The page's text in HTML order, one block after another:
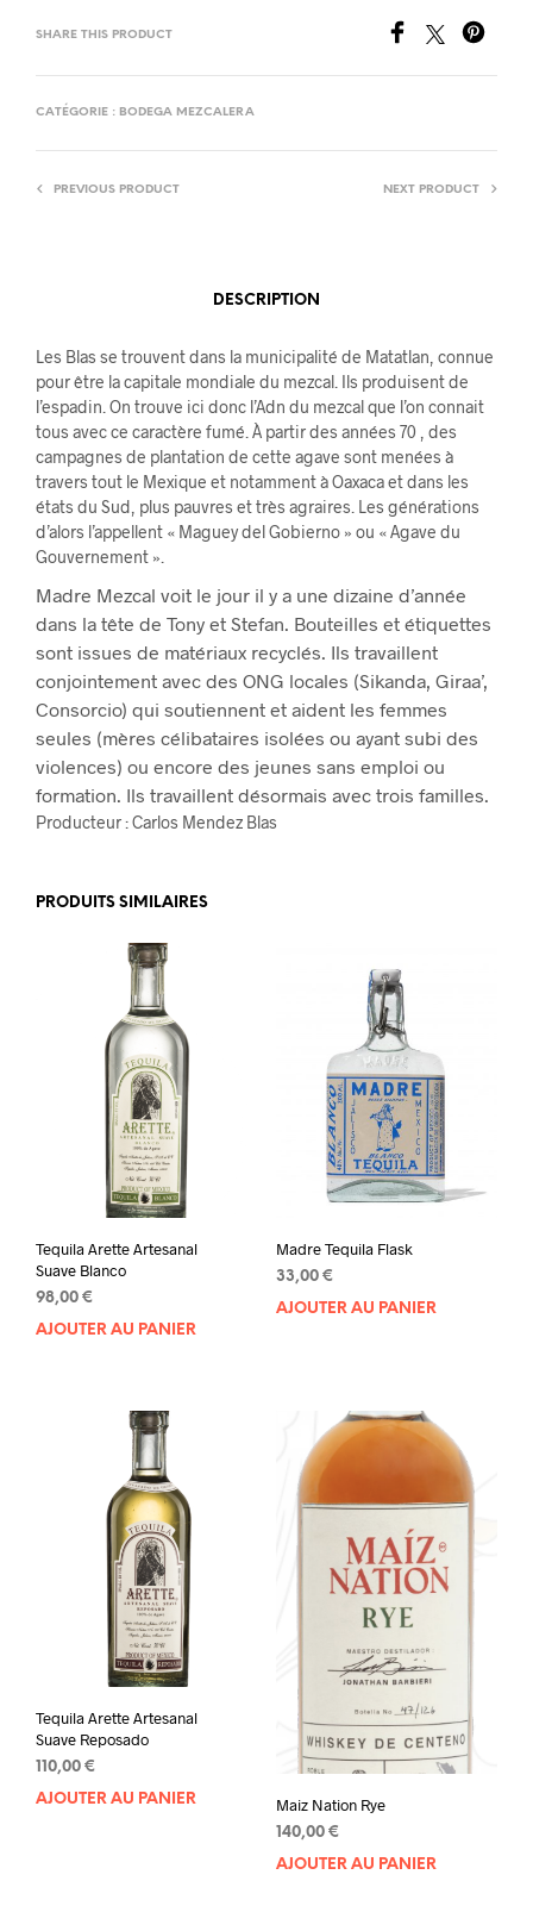
SHARE THIS PRODUCT
CATÉGORIE : BODEGA MEZCALERA
PREVIOUS PRODUCT NEXT PRODUCT
DESCRIPTION
Les Blas se trouvent dans la municipalité de Matatlan, connue
pour être la capitale mondiale du mezcal. Ils produisent de
l’espadin. On trouve ici donc l’Adn du mezcal que l’on connait
tous avec ce caractère fumé. À partir des années 70 , des
campagnes de plantation de cette agave sont menées à
travers tout le Mexique et notamment à Oaxaca et dans les
états du Sud, plus pauvres et très agraires. Les générations
d’alors l’appellent « Maguey del Gobierno » ou « Agave du
Gouvernement ».
Madre Mezcal voit le jour il y a une dizaine d’année
dans la tête de Tony et Stefan. Bouteilles et étiquettes
sont issues de matériaux recyclés. Ils travaillent
conjointement avec des ONG locales (Sikanda, Giraa’,
Consorcio) qui soutiennent et aident les femmes
seules (mères célibataires isolées ou ayant subi des
violences) ou encore des jeunes sans emploi ou
formation. Ils travaillent désormais avec trois familles.
Producteur : Carlos Mendez Blas
PRODUITS SIMILAIRES
Tequila Arette Artesanal
Suave Blanco
98,00 €
AJOUTER AU PANIER
Madre Tequila Flask
33,00 €
AJOUTER AU PANIER
Tequila Arette Artesanal
Suave Reposado
110,00 €
AJOUTER AU PANIER Maiz Nation Rye
140,00 €
AJOUTER AU PANIER